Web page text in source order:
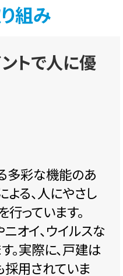
組み
トで人に優
多彩な機能のあ
よる、人にやさし
っています。
オイ、ウイルスな
。実際に、戸建は
採用されていま